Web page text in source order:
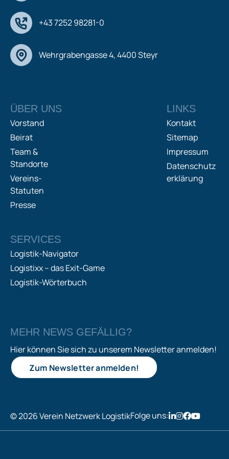
+43 7252 98281-0
Wehrgrabengasse 4, 4400 Steyr
ÜBER UNS
Vorstand
Beirat
Team &
Standorte
Vereins-
Statuten
Presse
LINKS
Kontakt
Sitemap
Impressum
Datenschutz
erklärung
SERVICES
Logistik-Navigator
Logistixx – das Exit-Game
Logistik-Wörterbuch
MEHR NEWS GEFÄLLIG?
Hier können Sie sich zu unserem Newsletter anmelden!
Zum Newsletter anmelden!
© 2026 Verein Netzwerk LogistikFolge uns: